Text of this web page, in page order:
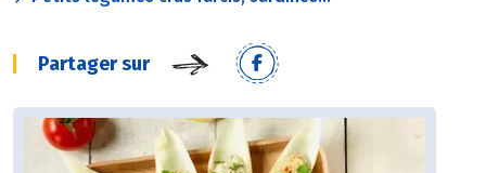
Partager sur